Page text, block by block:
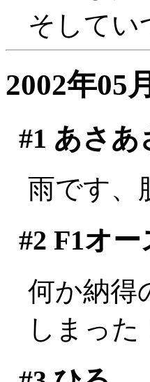
そして
2002年05
#1 あさあ
雨です、
#2 F1オー
何か納得
しまっ